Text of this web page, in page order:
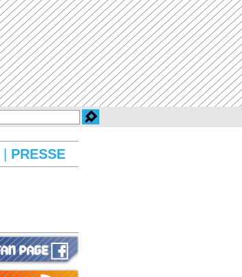
PRESSE